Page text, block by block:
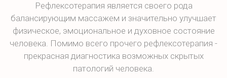
Рефлексотерапия является своего рода
балансирующим массажем и значительно улучшает
физическое, эмоциональное и духовное состояние
человека. Помимо всего прочего рефлексотерапия -
прекрасная диагностика возможных скрытых
патологий человека.